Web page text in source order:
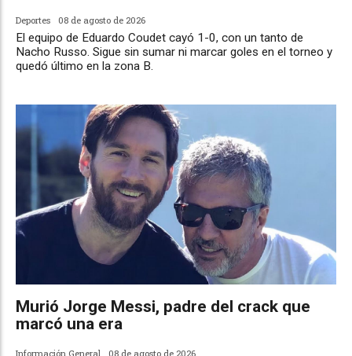
Deportes 08 de agosto de 2026
El equipo de Eduardo Coudet cayó 1-0, con un tanto de
Nacho Russo. Sigue sin sumar ni marcar goles en el torneo y
quedó último en la zona B.
Murió Jorge Messi, padre del crack que
marcó una era
Información General 08 de agosto de 2026